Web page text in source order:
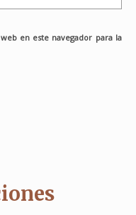
en este navegador para la